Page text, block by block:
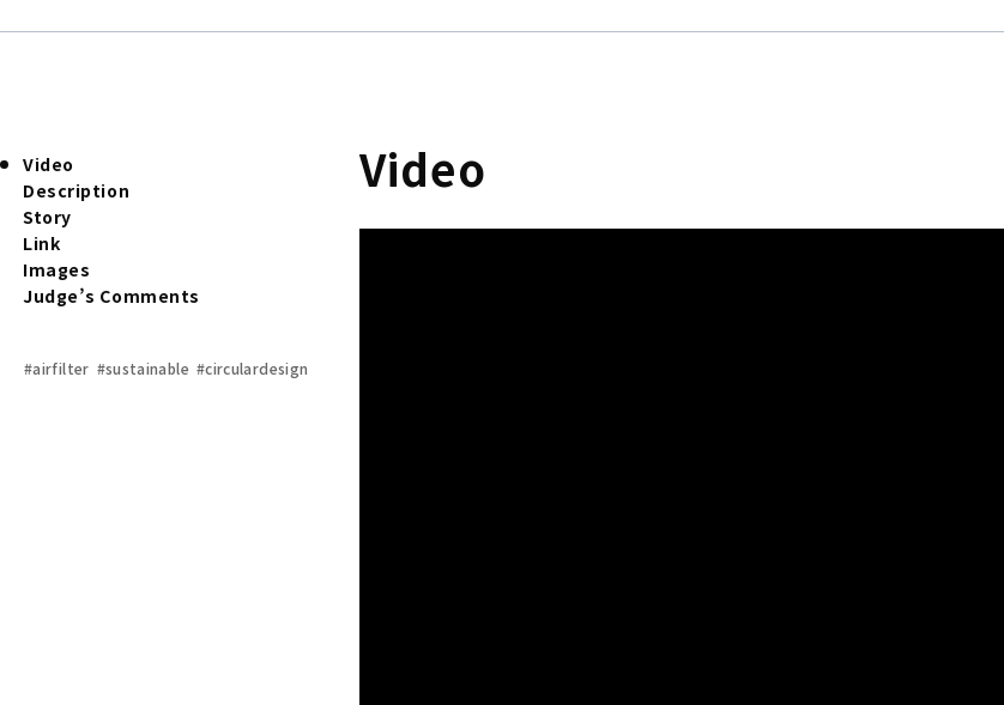
Video
Description
Story
Link
Images
Judge’s Comments
#airfilter #sustainable #circulardesign
Video